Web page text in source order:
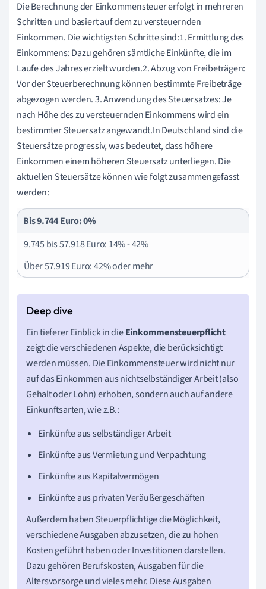
Die Berechnung der Einkommensteuer erfolgt in mehreren
Schritten und basiert auf dem zu versteuernden
Einkommen. Die wichtigsten Schritte sind:1. Ermittlung des
Einkommens: Dazu gehören sämtliche Einkünfte, die im
Laufe des Jahres erzielt wurden.2. Abzug von Freibeträgen:
Vor der Steuerberechnung können bestimmte Freibeträge
abgezogen werden. 3. Anwendung des Steuersatzes: Je
nach Höhe des zu versteuernden Einkommens wird ein
bestimmter Steuersatz angewandt.In Deutschland sind die
Steuersätze progressiv, was bedeutet, dass höhere
Einkommen einem höheren Steuersatz unterliegen. Die
aktuellen Steuersätze können wie folgt zusammengefasst
werden:
Bis 9.744 Euro: 0%
9.745 bis 57.918 Euro: 14% - 42%
Über 57.919 Euro: 42% oder mehr
Ein tieferer Einblick in dieEinkommensteuerpflicht
zeigt die verschiedenen Aspekte, die berücksichtigt
werden müssen. Die Einkommensteuer wird nicht nur
auf das Einkommen aus nichtselbständiger Arbeit (also
Gehalt oder Lohn) erhoben, sondern auch auf andere
Einkunftsarten, wie z.B.:
Einkünfte aus selbständiger Arbeit
Einkünfte aus Vermietung und Verpachtung
Einkünfte aus Kapitalvermögen
Einkünfte aus privaten Veräußergeschäften
Außerdem haben Steuerpflichtige die Möglichkeit,
verschiedene Ausgaben abzusetzen, die zu hohen
Kosten geführt haben oder Investitionen darstellen.
Dazu gehören Berufskosten, Ausgaben für die
Altersvorsorge und vieles mehr. Diese Ausgaben